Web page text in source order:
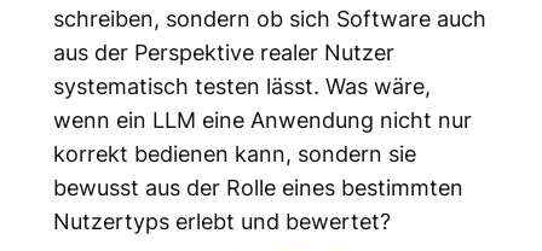
schreiben, sondern ob sich Software auch
aus der Perspektive realer Nutzer
systematisch testen lässt. Was wäre,
wenn ein LLM eine Anwendung nicht nur
korrekt bedienen kann, sondern sie
bewusst aus der Rolle eines bestimmten
Nutzertyps erlebt und bewertet?